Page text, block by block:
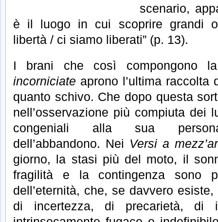
scenario,
è il luogo in cui scoprire grandi
libertà / ci siamo liberati” (p. 13).
I brani che così compongono
incorniciate aprono l’ultima raccolta
quanto schivo. Che dopo questa
nell’osservazione più compiuta dei
congeniali alla sua
dell’abbandono. Nei Versi a
giorno, la stasi più del moto, il
fragilità e la contingenza sono
dell’eternità, che, se davvero
di incertezza, di precarietà, di